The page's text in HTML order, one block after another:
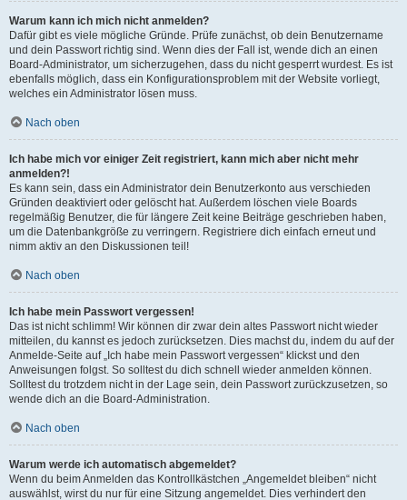
Warum kann ich mich nicht anmelden?
Dafür gibt es viele mögliche Gründe. Prüfe zunächst, ob dein Benutzername
und dein Passwort richtig sind. Wenn dies der Fall ist, wende dich an einen
Board-Administrator, um sicherzugehen, dass du nicht gesperrt wurdest. Es ist
ebenfalls möglich, dass ein Konfigurationsproblem mit der Website vorliegt,
welches ein Administrator lösen muss.
Nach oben
Ich habe mich vor einiger Zeit registriert, kann mich aber nicht mehr
anmelden?!
Es kann sein, dass ein Administrator dein Benutzerkonto aus verschieden
Gründen deaktiviert oder gelöscht hat. Außerdem löschen viele Boards
regelmäßig Benutzer, die für längere Zeit keine Beiträge geschrieben haben,
um die Datenbankgröße zu verringern. Registriere dich einfach erneut und
nimm aktiv an den Diskussionen teil!
Nach oben
Ich habe mein Passwort vergessen!
Das ist nicht schlimm! Wir können dir zwar dein altes Passwort nicht wieder
mitteilen, du kannst es jedoch zurücksetzen. Dies machst du, indem du auf der
Anmelde-Seite auf „Ich habe mein Passwort vergessen“ klickst und den
Anweisungen folgst. So solltest du dich schnell wieder anmelden können.
Solltest du trotzdem nicht in der Lage sein, dein Passwort zurückzusetzen, so
wende dich an die Board-Administration.
Nach oben
Warum werde ich automatisch abgemeldet?
Wenn du beim Anmelden das Kontrollkästchen „Angemeldet bleiben“ nicht
auswählst, wirst du nur für eine Sitzung angemeldet. Dies verhindert den